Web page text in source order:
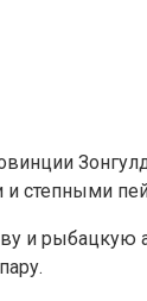
и степными
и